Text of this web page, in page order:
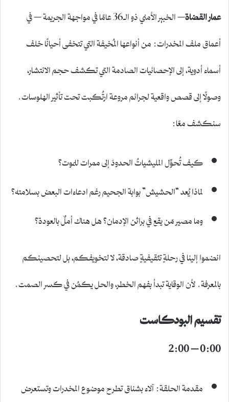
عمار القضاة
– الخبير الأمني ذو الـ36 عامًا في مواجهة الجريمة – في
أعماق ملف المخدرات: من أنواعها المُخيفة التي تتخفى أحيانًا خلف
أسماء أدوية، إلى الإحصائيات الصادمة التي تكشف حجم الانتشار،
وصولًا إلى قصص واقعية لجرائم مروعة ارتُكبت تحت تأثير الهلوسات.
سنكشف معًا:
كيف تُحوِّل المليشياتُ الحدودَ إلى ممرات للموت؟
لماذا يُعد “الحشيش” بوابة الجحيم رغم ادعاءات البعض بسلامته؟
وما مصير مَن يقع في براثن الإدمان؟ هل هناك أملٌ بالعودة؟
انضموا إلينا في رحلةٍ تثقيفيةٍ صادقة، لا لتخويفكم، بل لتحصينكم
بالمعرفة. لأن الوقاية تبدأ بفهم الخطر، والحل يكمُن في كسر الصمت.
تقسيم البودكاست
0:00 – 2:00
مقدمة الحلقة: آلاء بشناق تطرح موضوع المخدرات وتستعرض